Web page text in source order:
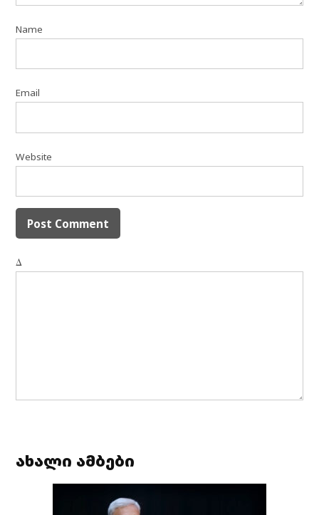
Name
Email
Website
Δ
ახალი ამბები